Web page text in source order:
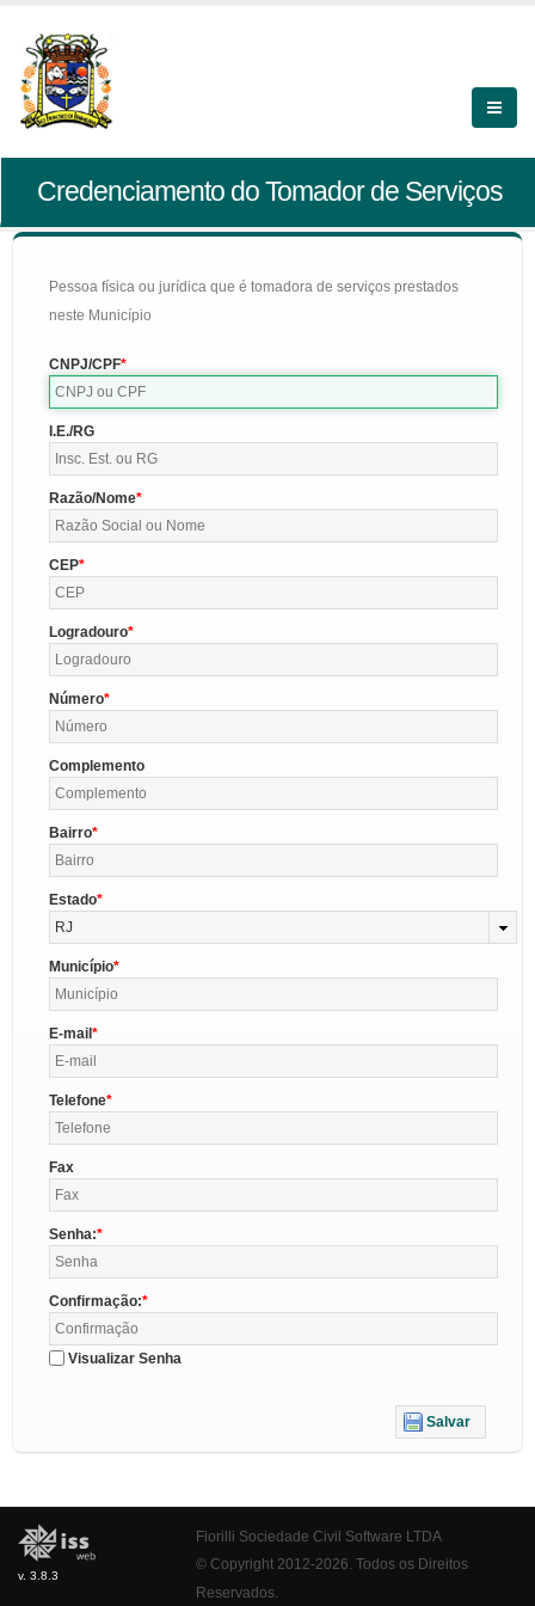
Credenciamento do Tomador de Serviços
Pessoa física ou jurídica que é tomadora de serviços prestados
neste Município
CNPJ/CPF
I.E./RG
Razão/Nome
CEP
Logradouro
Número
Complemento
Bairro
Estado
RJ
Município
E-mail
Telefone
Fax
Senha:
Confirmação:
Visualizar Senha
Salvar
v. 3.8.3
Fiorilli Sociedade Civil Software LTDA
© Copyright 2012-2026. Todos os Direitos
Reservados.